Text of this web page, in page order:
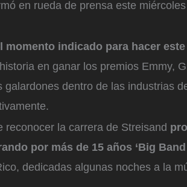
en rueda de prensa este
momento indicado para hacer
en ganar los premios Emmy,
galardones dentro de las industrias
la carrera de Streisand
por más de 15 años ‘Big Band
dedicadas algunas noches a la